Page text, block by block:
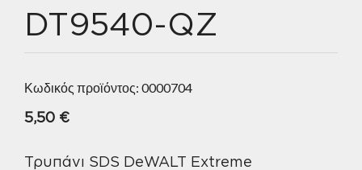
DT9540-QZ
Κωδικός προϊόντος: 0000704
5,50 €
Τρυπάνι SDS DeWALT Extreme